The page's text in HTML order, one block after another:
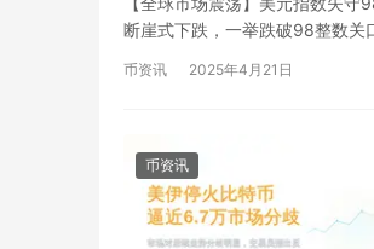
断崖式下跌，一举跌破98整数
币资讯 2025年4月21日
币资讯